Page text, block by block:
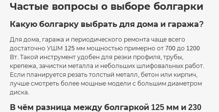
Частые вопросы о выборе болгарки
Какую болгарку выбрать для дома и гаража?
Для дома, гаража и периодического ремонта чаще всего
достаточно УШМ 125 мм мощностью примерно от 700 до 1200
Вт. Такой инструмент удобен для резки профиля, трубы,
крепежа, зачистки металла и небольших шлифовальных работ.
Если планируется резать толстый металл, бетон или кирпич,
лучше смотреть более мощные модели с большим диаметром
диска.
В чём разница между болгаркой 125 мм и 230